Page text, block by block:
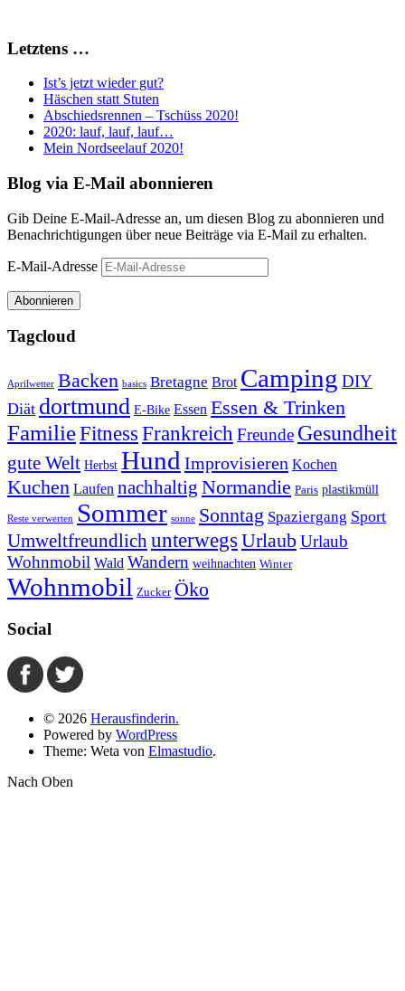
Letztens …
Ist’s jetzt wieder gut?
Häschen statt Stuten
Abschiedsrennen – Tschüss 2020!
2020: lauf, lauf, lauf…
Mein Nordseelauf 2020!
Blog via E-Mail abonnieren
Gib Deine E-Mail-Adresse an, um diesen Blog zu abonnieren und
Benachrichtigungen über neue Beiträge via E-Mail zu erhalten.
E-Mail-Adresse
Abonnieren
Tagcloud
Aprilwetter Backen basics Bretagne Brot Camping DIY
Diät dortmund E-Bike Essen Essen & Trinken
FamilieFitness FrankreichFreunde Gesundheit
gute Welt Herbst Hund Improvisieren Kochen
Kuchen Laufen nachhaltig Normandie Paris plastikmüll
Reste verwerten Sommer sonne Sonntag Spaziergang Sport
Umweltfreundlichunterwegs UrlaubUrlaub
Wohnmobil Wald Wandern weihnachten Winter
Wohnmobil Zucker Öko
Social
© 2026 Herausfinderin.
Powered by WordPress
Theme: Weta von Elmastudio.
Nach Oben